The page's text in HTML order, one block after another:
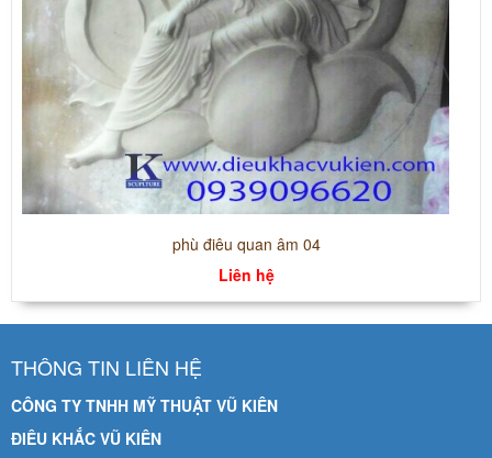
phù điêu quan âm 04
Liên hệ
THÔNG TIN LIÊN HỆ
CÔNG TY TNHH MỸ THUẬT VŨ KIÊN
ĐIÊU KHẮC VŨ KIÊN